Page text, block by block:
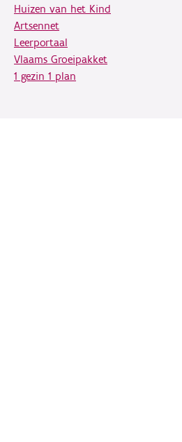
Huizen van het Kind
Artsennet
Leerportaal
Vlaams Groeipakket
1 gezin 1 plan